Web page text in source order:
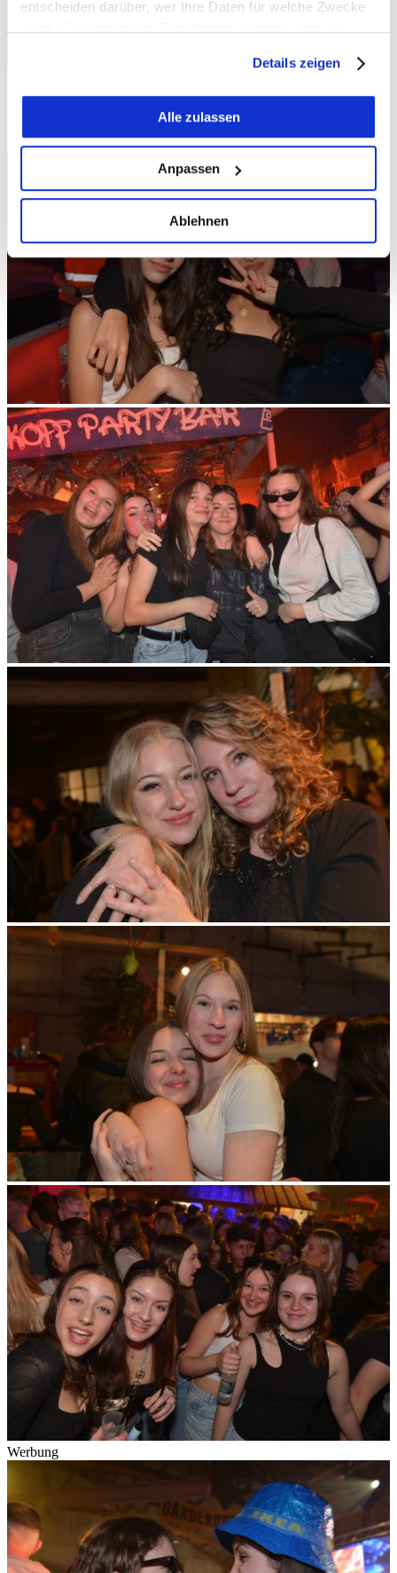
entscheiden darüber, wer Ihre Daten für welche Zwecke
Trigger Symbol ändern oder widerrufen
Wenn Sie es erlauben, würden wir auch gerne:
Informationen über Ihre geografische Lage
Ihr Gerät durch aktives Scannen nach
bestimmten Merkmalen (Fingerprinting) identifizieren
Erfahren Sie mehr darüber, wie Ihre persönlichen Daten
verarbeitet werden, und legen Sie Ihre Präferenzen im
Abschnitt Einzelheiten fest.
Wir verwenden Cookies, um Inhalte und Anzeigen zu
personalisieren, Funktionen für soziale Medien anbieten
zu können und die Zugriffe auf unsere Website zu
analysieren. Außerdem geben wir Informationen zu Ihrer
Verwendung unserer Website an unsere Partner für
soziale Medien, Werbung und Analysen weiter. Unsere
Partner führen diese Informationen möglicherweise mit
weiteren Daten zusammen, die Sie ihnen bereitgestellt
haben oder die sie im Rahmen Ihrer Nutzung der Dienste
gesammelt haben.
Details zeigen
Alle zulassen
Anpassen
Ablehnen
Werbung